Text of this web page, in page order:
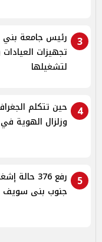
3
رئيس جامعة بني
تجهيزات
لتشغيلها
4
حين تتكلم
وزلزال الهوية
5
جنوب بنى سويف